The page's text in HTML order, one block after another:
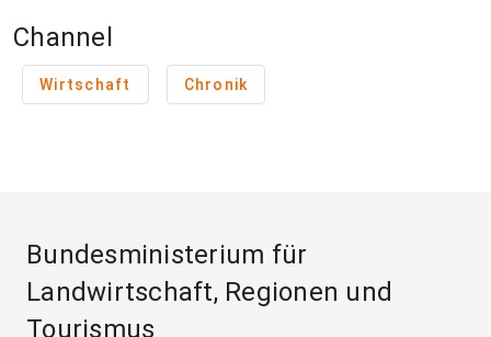
Channel
Wirtschaft Chronik
Bundesministerium für
Landwirtschaft, Regionen und
Tourismus